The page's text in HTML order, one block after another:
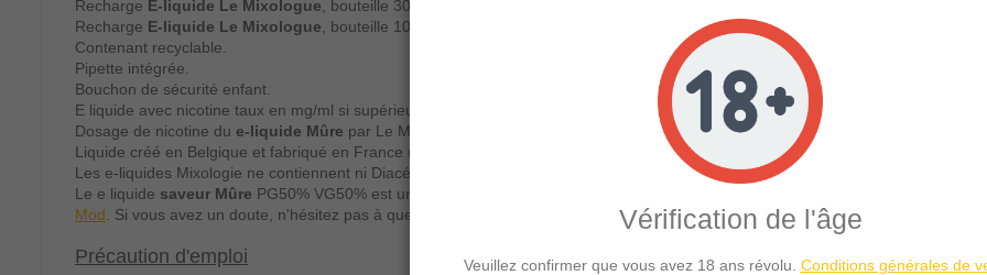
Recharge E-liquide Le Mixologue , bouteille 30ml, contenu 30ml.
Recharge E-liquide Le Mixologue , bouteille 10ml, contenu 10ml.
Contenant recyclable.
Pipette intégrée.
Bouchon de sécurité enfant.
E liquide avec nicotine taux en mg/ml si supérieur à 0.
Dosage de nicotine du e-liquide Mûre par Le Mixologue : 0mg/ml.
Liquide créé en Belgique et fabriqué en France (F) par
Les e-liquides Mixologie ne contiennent ni Diacétyle, ni Ambrox.
Le e liquide saveur Mûre PG50% VG50% est un Premium compatible avec un grand nombre de modèles de
Mod . Si vous avez un doute, n'hésitez pas à questionner nos gérantes au sujet de la compatibilité de ce liquide avec votre matériel.
Précaution d'emploi
Vérification de l'âge
Veuillez confirmer que vous avez 18 ans révolu. Conditions générales de